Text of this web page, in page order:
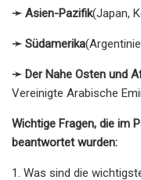
➛ Asien-Pazifik(Japan,
➛ Südamerika
➛ Der Nahe Osten und
Vereinigte Arabische
Wichtige Fragen, die im
beantwortet wurden:
1. Was sind die